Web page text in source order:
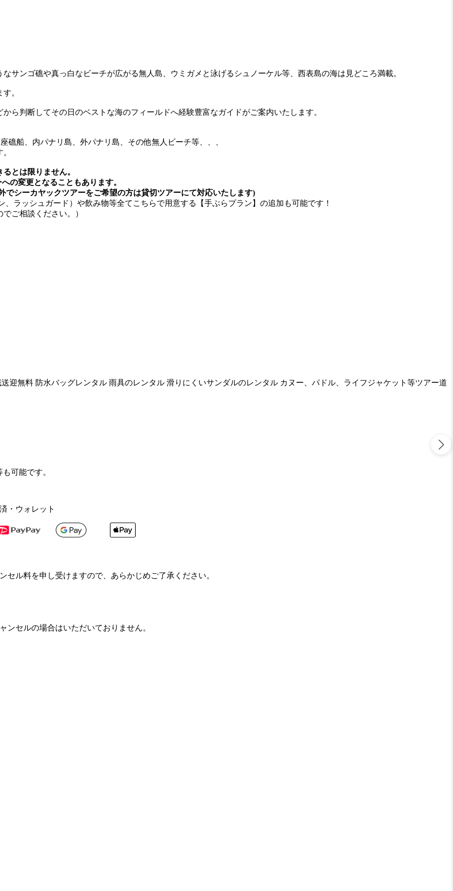
サンゴ礁や真っ白なビーチが広がる無人島、ウミガメと泳げるシュノーケル等、西表島の海は見どころ満載。
。
ら判断してその日のベストな海のフィールドへ経験豊富なガイドがご案内いたします。
礁船、内パナリ島、外パナリ島、その他無人ビーチ等、、、
とは限りません。
の変更となることもあります。
シーカヤックツアーをご希望の方は貸切ツアーにて対応いたします)
ラッシュガード）や飲み物等全てこちらで用意する【手ぶらプラン】の追加も可能です！
ご相談ください。）
迎無料 防水バッグレンタル 雨具のレンタル 滑りにくいサンダルのレンタル カヌー、パドル、ライフジャケット等ツアー道
可能です。
・ウォレット
ル料を申し受けますので、あらかじめご了承ください。
セルの場合はいただいておりません。